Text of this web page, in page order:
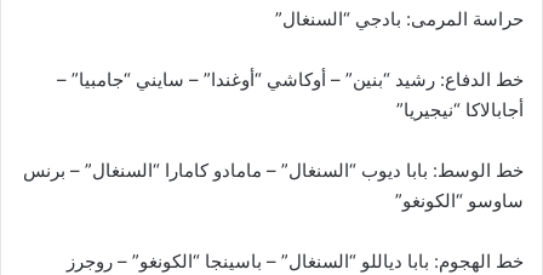
حراسة المرمى: بادجي “السنغال”
خط الدفاع: رشيد “بنين” – أوكاشي “أوغندا” – سايني “جامبيا” –
أجابالاكا “نيجيريا”
خط الوسط: بابا ديوب “السنغال” – مامادو كامارا “السنغال” – برنس
ساوسو “الكونغو”
خط الهجوم: بابا دياللو “السنغال” – باسينجا “الكونغو” – روجرز